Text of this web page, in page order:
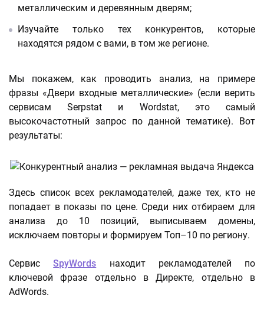
металлическим и деревянным дверям;
Изучайте только тех конкурентов, которые
находятся рядом с вами, в том же регионе.
Мы покажем, как проводить анализ, на примере
фразы «Двери входные металлические» (если верить
сервисам Serpstat и Wordstat, это самый
высокочастотный запрос по данной тематике). Вот
результаты:
Здесь список всех рекламодателей, даже тех, кто не
попадает в показы по цене. Среди них отбираем для
анализа до 10 позиций, выписываем домены,
исключаем повторы и формируем Топ–10 по региону.
СервисSpyWords находит рекламодателей по
ключевой фразе отдельно в Директе, отдельно в
AdWords.